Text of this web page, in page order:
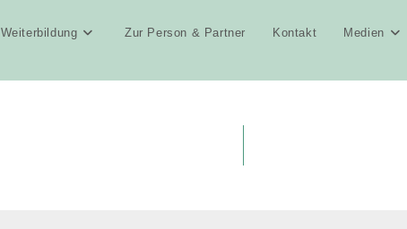
Weiterbildung Zur Person & Partner Kontakt Medien